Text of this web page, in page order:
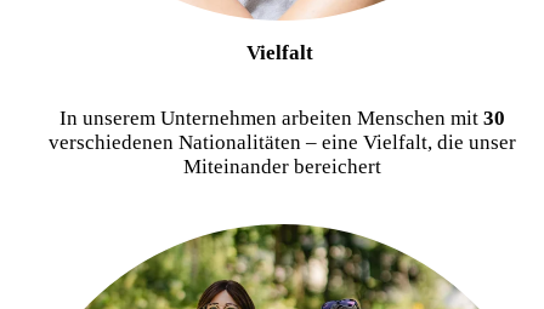
Vielfalt
In unserem Unternehmen arbeiten Menschen mit 30
verschiedenen Nationalitäten – eine Vielfalt, die unser
Miteinander bereichert